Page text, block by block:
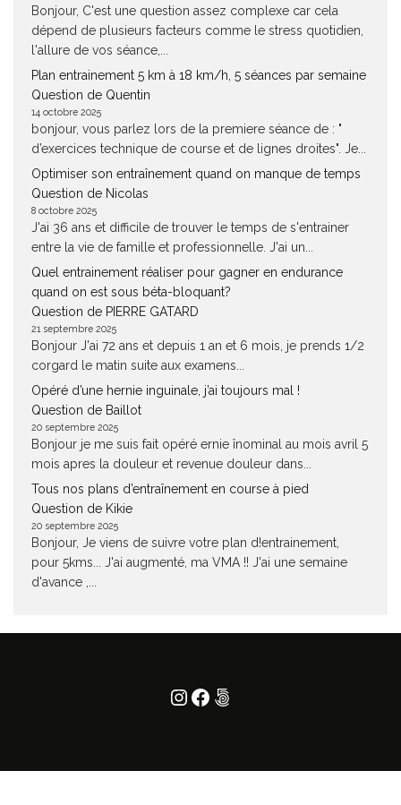
Bonjour, C'est une question assez complexe car cela
dépend de plusieurs facteurs comme le stress quotidien,
l'allure de vos séance,...
Plan entrainement 5 km à 18 km/h, 5 séances par semaine
Question de Quentin
14 octobre 2025
bonjour, vous parlez lors de la premiere séance de : "
d’exercices technique de course et de lignes droites". Je...
Optimiser son entraînement quand on manque de temps
Question de Nicolas
8 octobre 2025
J'ai 36 ans et difficile de trouver le temps de s'entrainer
entre la vie de famille et professionnelle. J'ai un...
Quel entrainement réaliser pour gagner en endurance
quand on est sous béta-bloquant?
Question de PIERRE GATARD
21 septembre 2025
Bonjour J'ai 72 ans et depuis 1 an et 6 mois, je prends 1/2
corgard le matin suite aux examens...
Opéré d’une hernie inguinale, j’ai toujours mal !
Question de Baillot
20 septembre 2025
Bonjour je me suis fait opéré ernie înominal au mois avril 5
mois apres la douleur et revenue douleur dans...
Tous nos plans d’entraînement en course à pied
Question de Kikie
20 septembre 2025
Bonjour, Je viens de suivre votre plan d!entrainement,
pour 5kms... J'ai augmenté, ma VMA !! J'ai une semaine
d'avance ,...
Instagram
Facebook
500px